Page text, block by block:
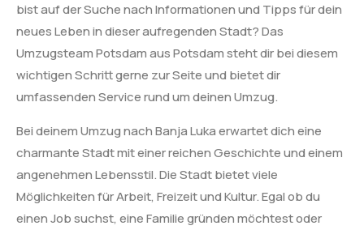
bist auf der Suche nach Informationen und Tipps für dein
neues Leben in dieser aufregenden Stadt? Das
Umzugsteam Potsdam aus Potsdam steht dir bei diesem
wichtigen Schritt gerne zur Seite und bietet dir
umfassenden Service rund um deinen Umzug.
Bei deinem Umzug nach Banja Luka erwartet dich eine
charmante Stadt mit einer reichen Geschichte und einem
angenehmen Lebensstil. Die Stadt bietet viele
Möglichkeiten für Arbeit, Freizeit und Kultur. Egal ob du
einen Job suchst, eine Familie gründen möchtest oder